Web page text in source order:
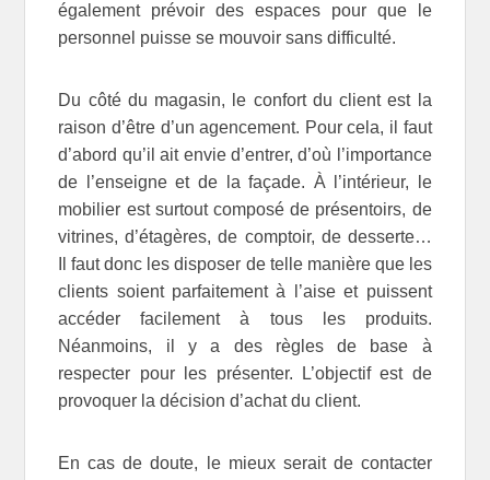
également prévoir des espaces pour que le
personnel puisse se mouvoir sans difficulté.
Du côté du magasin, le confort du client est la
raison d’être d’un agencement. Pour cela, il faut
d’abord qu’il ait envie d’entrer, d’où l’importance
de l’enseigne et de la façade. À l’intérieur, le
mobilier est surtout composé de présentoirs, de
vitrines, d’étagères, de comptoir, de desserte…
Il faut donc les disposer de telle manière que les
clients soient parfaitement à l’aise et puissent
accéder facilement à tous les produits.
Néanmoins, il y a des règles de base à
respecter pour les présenter. L’objectif est de
provoquer la décision d’achat du client.
En cas de doute, le mieux serait de contacter